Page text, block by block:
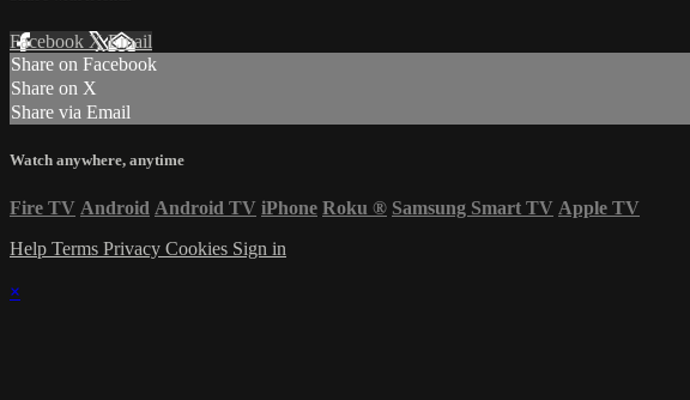
Facebook XEmail
Share on Facebook
Share on X
Share via Email
Watch anywhere, anytime
Fire TV Android Android TV iPhone Roku ® Samsung Smart TV Apple TV
Help Terms Privacy Cookies Sign in
×